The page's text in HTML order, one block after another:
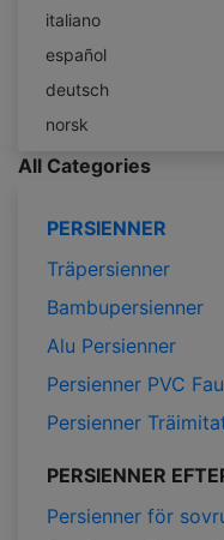
italiano
español
deutsch
norsk
All Categories
PERSIENNER
Träpersienner
Bambupersienner
Alu Persienner
Persienner PVC
Persienner
PERSIENNER
Persienner för